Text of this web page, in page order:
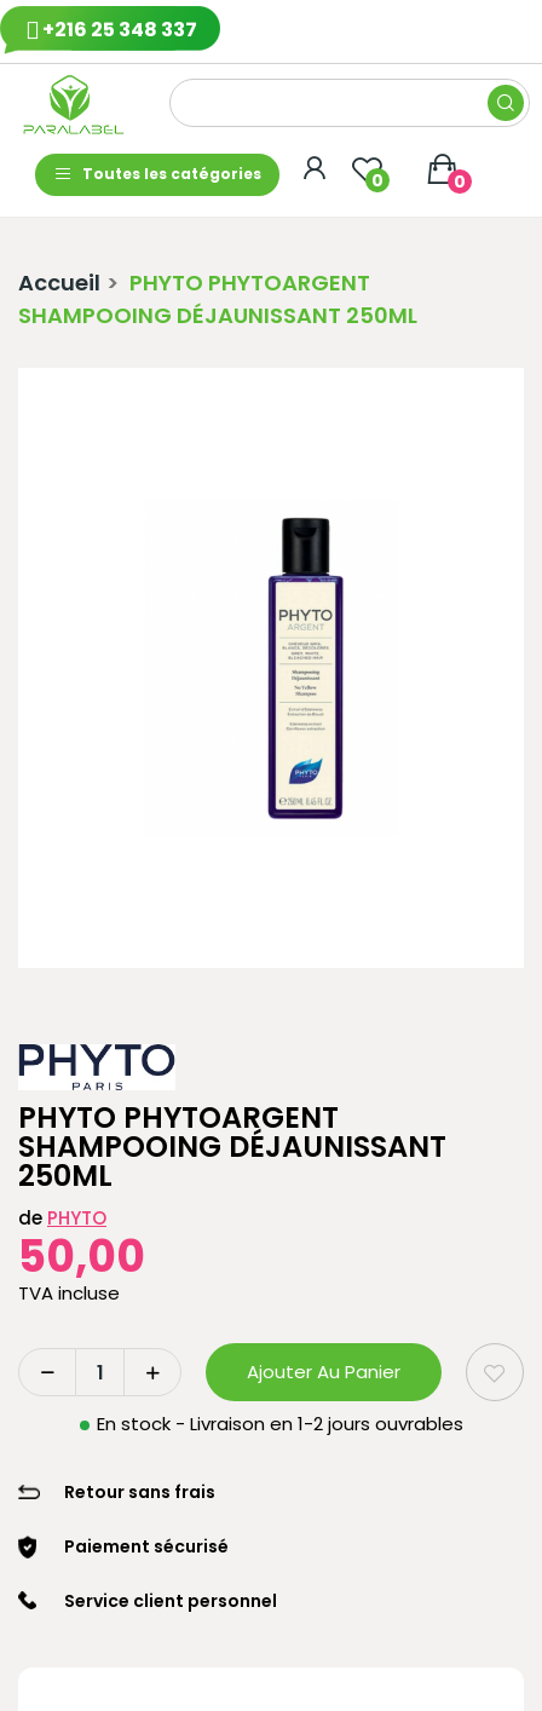
+216 25 348 337
Toutes les catégories 0 0
Accueil
PHYTO PHYTOARGENT
SHAMPOOING DÉJAUNISSANT 250ML
PHYTO PHYTOARGENT
SHAMPOOING DÉJAUNISSANT
250ML
de PHYTO
50,00
TVA incluse
Ajouter Au Panier
En stock - Livraison en 1-2 jours ouvrables
Retour sans frais
Paiement sécurisé
Service client personnel